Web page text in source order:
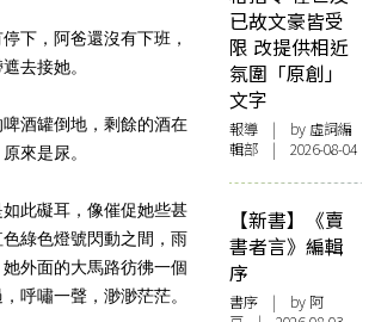
下，阿爸還沒有下班，
去接她。
酒罐倒地，剩餘的酒在
來是尿。
此礙耳，像催促她些甚
綠色燈號閃動之間，雨
外面的大馬路彷彿一個
呼嘯一聲，渺渺茫茫。
已故文豪皆受
限 改提供相近
氛圍「原創」
文字
報導 | by 虛詞編
輯部 | 2026-08-04
【新書】《賣
書者言》編輯
序
書序 | by 阿